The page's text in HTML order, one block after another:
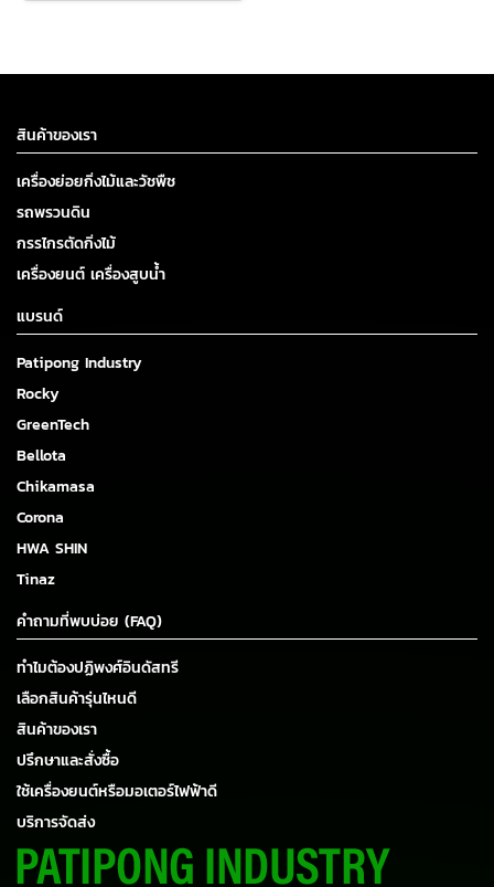
สินค้าของเรา
เครื่องย่อยกิ่งไม้และวัชพืช
รถพรวนดิน
กรรไกรตัดกิ่งไม้
เครื่องยนต์ เครื่องสูบน้ำ
แบรนด์
Patipong Industry
Rocky
GreenTech
Bellota
Chikamasa
Corona
HWA SHIN
Tinaz
คำถามที่พบบ่อย (FAQ)
ทำไมต้องปฏิพงศ์อินดัสทรี
เลือกสินค้ารุ่นไหนดี
สินค้าของเรา
ปรึกษาและสั่งซื้อ
ใช้เครื่องยนต์หรือมอเตอร์ไฟฟ้าดี
บริการจัดส่ง